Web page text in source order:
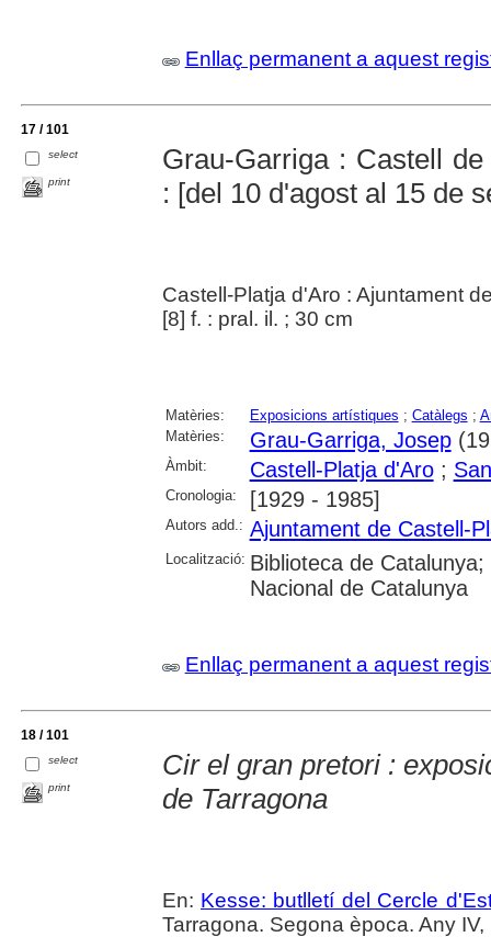
Enllaç permanent a aquest
17 / 101
select
print
Grau-Garriga : Castell
: [del 10 d'agost al 15 de
Castell-Platja d'Aro : Ajuntament
[8] f. : pral. il. ; 30 cm
Matèries: Exposicions artístiques ; Catàlegs ;
Matèries:
Grau-Garriga, Josep
Àmbit: Castell-Platja d'Aro;
Cronologia: [1929 - 1985]
Autors add.: Ajuntament de Castell-
Localització: Biblioteca de
Nacional de Catalunya
Enllaç permanent a aquest
18 / 101
select
print
Cir el gran pretori :
de Tarragona
En: Kesse: butlletí del Cercle
Tarragona. Segona època. Any